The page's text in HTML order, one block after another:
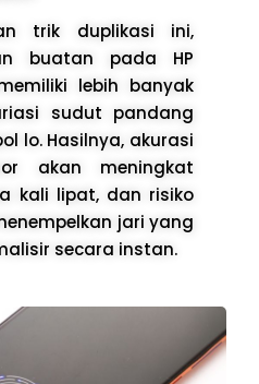
trik duplikasi ini,
buatan pada HP
lebih banyak
sudut pandang
lo. Hasilnya, akurasi
akan meningkat
kali lipat, dan risiko
jari yang
secara instan.